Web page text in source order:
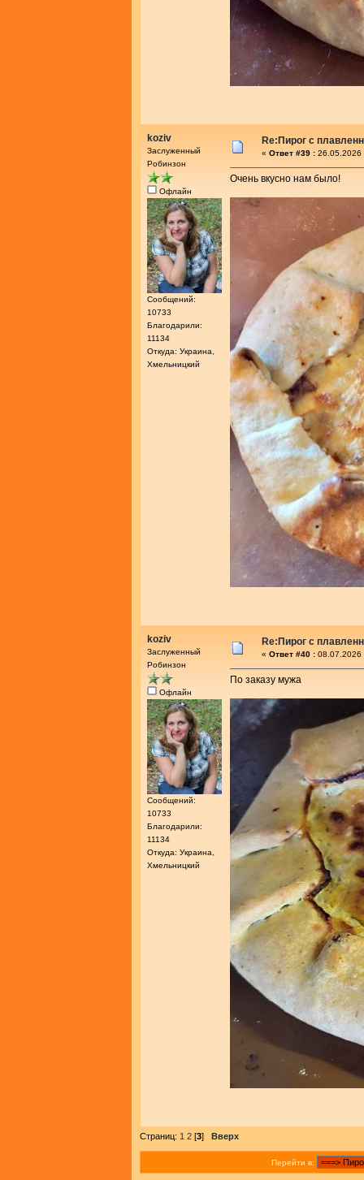
koziv
Заслуженный
Робинзон
Офлайн
Сообщений:
10733
Благодарили:
11134
Откуда: Украина,
Хмельницкий
Re:Пирог с
« Ответ #39 : 26.05.2026
Очень вкусно нам было!
koziv
Заслуженный
Робинзон
Офлайн
Сообщений:
10733
Благодарили:
11134
Откуда: Украина,
Хмельницкий
Re:Пирог с
« Ответ #40 : 08.07.2026
По заказу мужа
Страниц: 1 2 [3] Вверх
Перейти в: